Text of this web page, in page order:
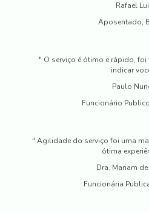
Rafael
Aposentado,
" O serviço é ótimo e rápido,
indicar
Paulo
Funcionário
" Agilidade do serviço foi uma
ótima
Dra. Mariam
Funcionária